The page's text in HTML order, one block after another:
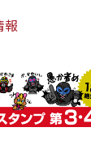
報